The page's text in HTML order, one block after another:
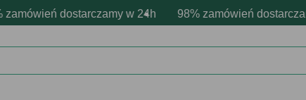
dostarczamy w 24h 98% zamówień dostarczamy
produktów Profesjonalna i darmowa
- zawsze udane prezenty Prezentujemy